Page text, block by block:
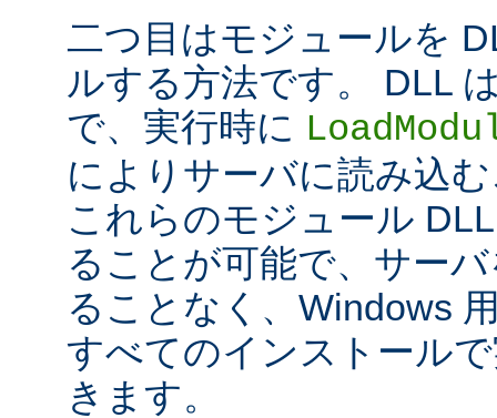
二つ目はモジュールを
ルする方法です。 DLL
で、実行時に
によりサーバに読み込
これらのモジュール
ることが可能で、サー
ることなく、Windows
すべてのインストール
きます。